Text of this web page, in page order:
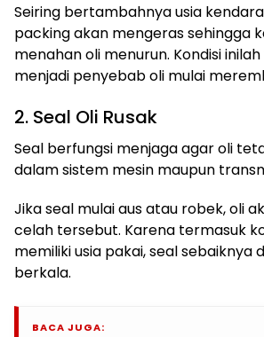
Seiring bertambahnya usia
packing akan mengeras sehingga
menahan oli menurun. Kondisi
menjadi penyebab oli mulai
2. Seal Oli Rusak
Seal berfungsi menjaga agar oli
dalam sistem mesin maupun
Jika seal mulai aus atau robek, oli
celah tersebut. Karena termasuk
memiliki usia pakai, seal sebaiknya
berkala.
BACA JUGA: